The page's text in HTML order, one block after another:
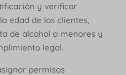
y verificar
edad de los clientes,
de alcohol a menores y
legal.
permisos